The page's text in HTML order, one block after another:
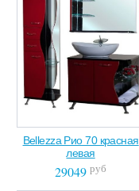
Bellezza Рио 70 красная
левая
29049 руб